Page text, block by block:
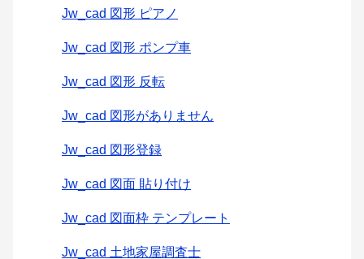
Jw_cad 図形 ピアノ
Jw_cad 図形 ポンプ車
Jw_cad 図形 反転
Jw_cad 図形がありません
Jw_cad 図形登録
Jw_cad 図面 貼り付け
Jw_cad 図面枠 テンプレート
Jw_cad 土地家屋調査士